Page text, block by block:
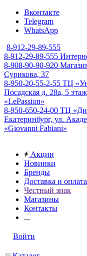
Вконтакте
Telegram
WhatsApp
8-912-29-89-555
8-912-29-89-555
8-908-90-90-920
Сурикова, 37
8-950-20-55-2-55 ТЦ
Посадская д. 28а, 5
«LePassion»
8-950-650-24-00 ТЦ
Екатеринбург, ул.
«Giovanni Fabiani»
Акции
Новинки
Бренды
Доставка и оплата
Честный знак
Магазины
Контакты
...
Войти